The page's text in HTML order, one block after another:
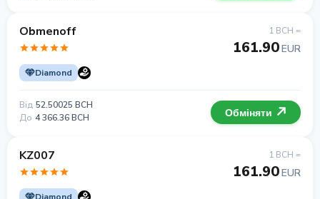
Obmenoff
Diamond
1 BCH =
161.90EUR
Від 52.50025 BCH
До 4 366.36 BCH Обміняти
KZ007 1 BCH =
161.90EUR